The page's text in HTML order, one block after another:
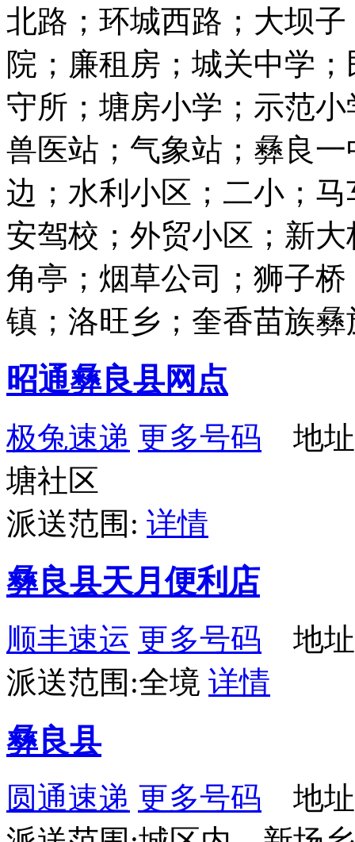
北路；环城西路；大坝
院；廉租房；城关中学
守所；塘房小学；示范
兽医站；气象站；彝良
边；水利小区；二小；
安驾校；外贸小区；新
角亭；烟草公司；狮子
镇；洛旺乡；奎香苗族
昭通彝良县网点
极兔速递 更多号码 地址
塘社区
派送范围: 详情
彝良县天月便利店
顺丰速运 更多号码 地址
派送范围:全境 详情
彝良县
圆通速递 更多号码 地址